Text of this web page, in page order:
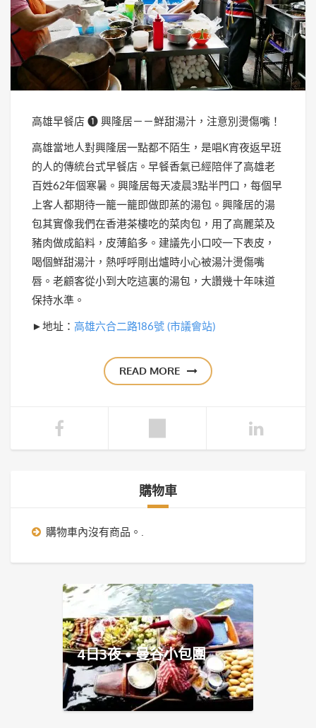
高雄早餐店 ❶ 興隆居－－鮮甜湯汁，注意別燙傷嘴！
高雄當地人對興隆居一點都不陌生，是唱K宵夜返早班
的人的傳統台式早餐店。早餐香氣已經陪伴了高雄老
百姓62年個寒暑。興隆居每天凌晨3點半門口，每個早
上客人都期待一籠一籠即做即蒸的湯包。興隆居的湯
包其實像我們在香港茶樓吃的菜肉包，用了高麗菜及
豬肉做成餡料，皮薄餡多。建議先小口咬一下表皮，
喝個鮮甜湯汁，熱呼呼剛出爐時小心被湯汁燙傷嘴
唇。老顧客從小到大吃這裏的湯包，大讚幾十年味道
保持水準。
►地址： 高雄六合二路186號 (市議會站)
READ MORE
購物車
購物車內沒有商品。.
4日3夜 • 曼谷小包團